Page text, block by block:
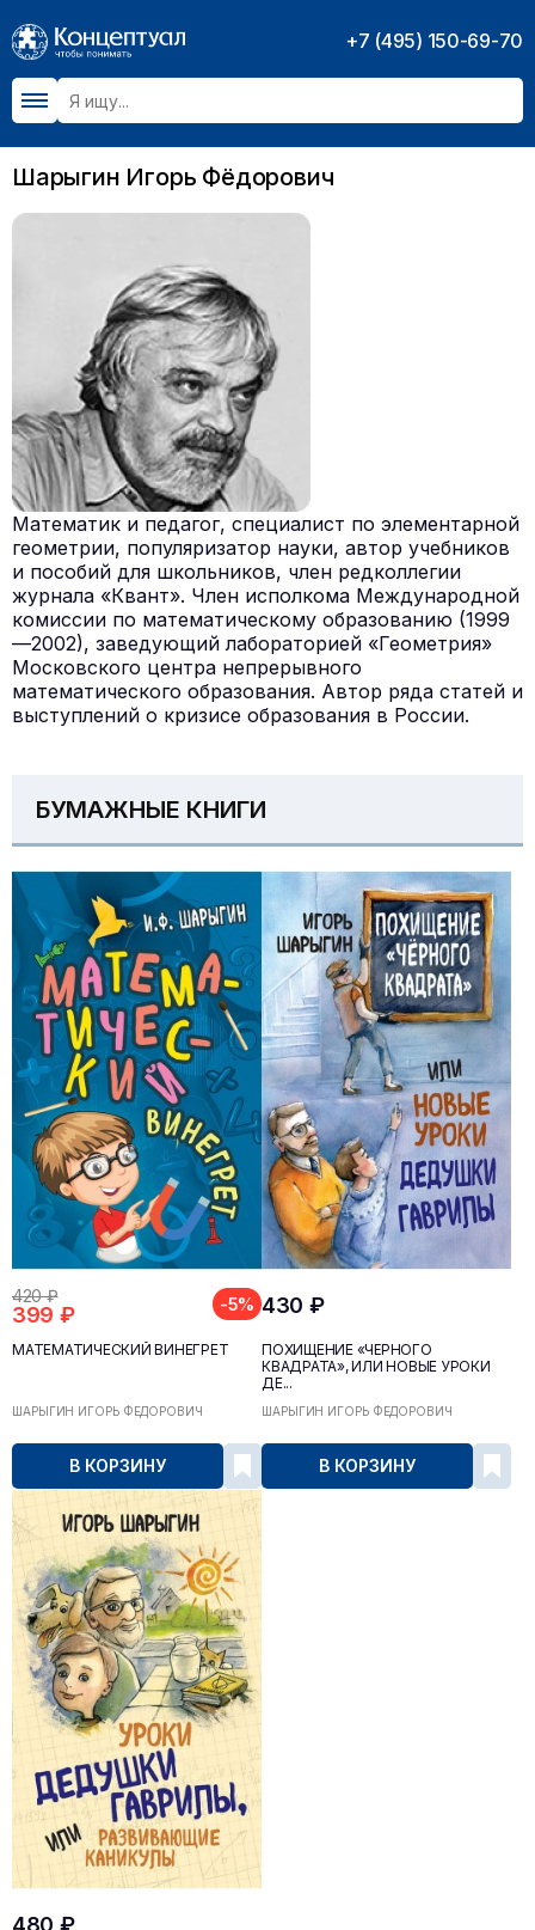
+7 (495) 150-69-70
Шарыгин Игорь Фёдорович
Математик и педагог, специалист по элементарной
геометрии, популяризатор науки, автор учебников
и пособий для школьников, член редколлегии
журнала «Квант». Член исполкома Международной
комиссии по математическому образованию (1999
—2002), заведующий лабораторией «Геометрия»
Московского центра непрерывного
математического образования. Автор ряда статей и
выступлений о кризисе образования в России.
БУМАЖНЫЕ КНИГИ
420 ₽
399 ₽ -5%
МАТЕМАТИЧЕСКИЙ ВИНЕГРЕТ
ШАРЫГИН ИГОРЬ ФЁДОРОВИЧ
В КОРЗИНУ
430 ₽
ПОХИЩЕНИЕ «ЧЁРНОГО
КВАДРАТА», ИЛИ НОВЫЕ УРОКИ
ДЕ...
ШАРЫГИН ИГОРЬ ФЁДОРОВИЧ
В КОРЗИНУ
480 ₽